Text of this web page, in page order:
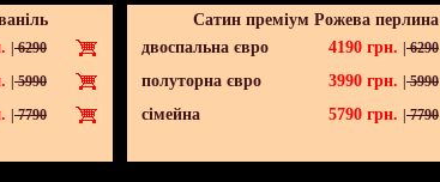
6290
5990
7790
Сатин преміум Рожева перлина
двоспальна євро
4190 грн. 6290
полуторна євро 3990 грн. 5990
сімейна 5790 грн. 7790